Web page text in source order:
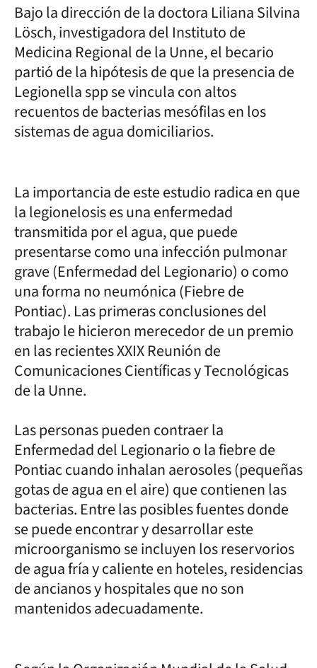
Bajo la dirección de la doctora Liliana Silvina
Lösch, investigadora del Instituto de
Medicina Regional de la Unne, el becario
partió de la hipótesis de que la presencia de
Legionella spp se vincula con altos
recuentos de bacterias mesófilas en los
sistemas de agua domiciliarios.
La importancia de este estudio radica en que
la legionelosis es una enfermedad
transmitida por el agua, que puede
presentarse como una infección pulmonar
grave (Enfermedad del Legionario) o como
una forma no neumónica (Fiebre de
Pontiac). Las primeras conclusiones del
trabajo le hicieron merecedor de un premio
en las recientes XXIX Reunión de
Comunicaciones Científicas y Tecnológicas
de la Unne.
Las personas pueden contraer la
Enfermedad del Legionario o la fiebre de
Pontiac cuando inhalan aerosoles (pequeñas
gotas de agua en el aire) que contienen las
bacterias. Entre las posibles fuentes donde
se puede encontrar y desarrollar este
microorganismo se incluyen los reservorios
de agua fría y caliente en hoteles, residencias
de ancianos y hospitales que no son
mantenidos adecuadamente.